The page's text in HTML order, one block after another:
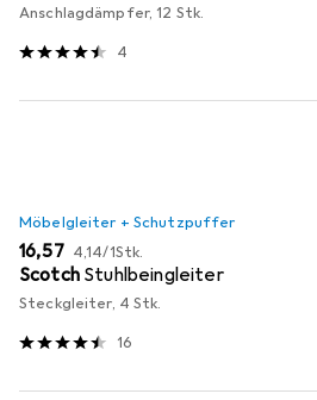
Anschlagdämpfer, 12 Stk.
4
Möbelgleiter + Schutzpuffer
EUR
16,57 EUR
4,14/1Stk.
Scotch Stuhlbeingleiter
Steckgleiter, 4 Stk.
16